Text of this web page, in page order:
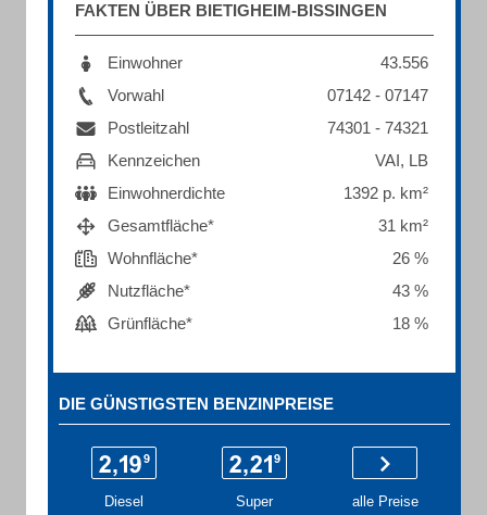
FAKTEN ÜBER BIETIGHEIM-BISSINGEN
Einwohner
43.556
Vorwahl
07142 - 07147
Postleitzahl
74301 - 74321
Kennzeichen
VAI, LB
Einwohnerdichte
1392 p. km²
Gesamtfläche*
31 km²
Wohnfläche*
26 %
Nutzfläche*
43 %
Grünfläche*
18 %
DIE GÜNSTIGSTEN BENZINPREISE
Diesel Super alle Preise